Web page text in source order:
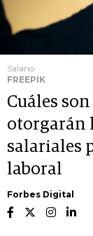
Salario
FREEPIK
Cuáles
otorgarán
salariales
laboral
Forbes Digital